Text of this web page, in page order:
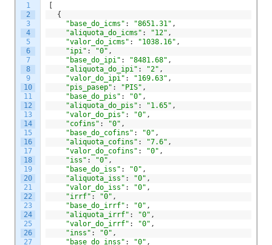
1
2
3
4
5
6
7
8
9
10
11
12
13
14
15
16
17
18
19
20
21
22
23
24
25
26
27
[
{
"base_do_icms" : "8651.31" ,
"aliquota_do_icms" : "12" ,
"valor_do_icms" : "1038.16" ,
"ipi" : "0" ,
"base_do_ipi" : "8481.68" ,
"aliquota_do_ipi" : "2" ,
"valor_do_ipi" : "169.63" ,
"pis_pasep" : "PIS" ,
"base_do_pis" : "0" ,
"aliquota_do_pis" : "1.65" ,
"valor_do_pis" : "0" ,
"cofins" : "0" ,
"base_do_cofins" : "0" ,
"aliquota_cofins" : "7.6" ,
"valor_do_cofins" : "0" ,
"iss" : "0" ,
"base_do_iss" : "0" ,
"aliquota_iss" : "0" ,
"valor_do_iss" : "0" ,
"irrf" : "0" ,
"base_do_irrf" : "0" ,
"aliquota_irrf" : "0" ,
"valor_do_irrf" : "0" ,
"inss" : "0" ,
"base_do_inss" : "0" ,